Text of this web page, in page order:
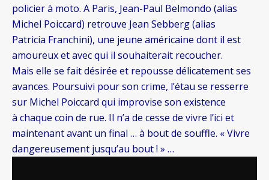
policier à moto. A Paris, Jean-Paul Belmondo (alias
Michel Poiccard) retrouve Jean Sebberg (alias
Patricia Franchini), une jeune américaine dont il est
amoureux et avec qui il souhaiterait recoucher.
Mais elle se fait désirée et repousse délicatement ses
avances. Poursuivi pour son crime, l’étau se resserre
sur Michel Poiccard qui improvise son existence
à chaque coin de rue. Il n’a de cesse de vivre l’ici et
maintenant avant un final … à bout de souffle. « Vivre
dangereusement jusqu’au bout ! » …